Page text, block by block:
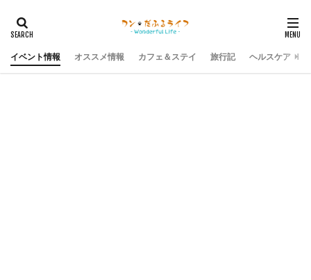
イベント情報 オススメ情報 カフェ＆ステイ 旅行記 ヘルスケア